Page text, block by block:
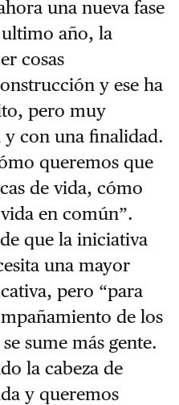
una nueva fase
año, la
cosas
y ese ha
pero muy
con una finalidad.
queremos que
de vida, cómo
en común”.
que la iniciativa
una mayor
pero “para
de los
sume más gente.
la cabeza de
y queremos